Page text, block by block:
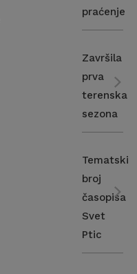
praćenje
Završila
prva
terenska
sezona
Tematski
broj
časopisa
Svet
Ptic